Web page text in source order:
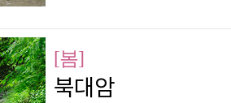
[봄]
북대암